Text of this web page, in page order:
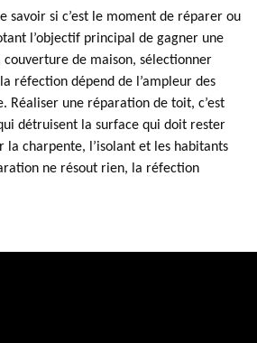
savoir si c’est le moment de réparer ou
l’objectif principal de gagner une
couverture de maison, sélectionner
réfection dépend de l’ampleur des
Réaliser une réparation de toit, c’est
détruisent la surface qui doit rester
la charpente, l’isolant et les habitants
ne résout rien, la réfection